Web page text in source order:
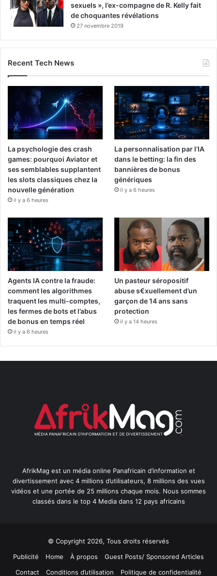
sexuels », l’ex-compagne de R. Kelly fait
de choquantes révélations
27 novembre 2019
Recent Tech News
La psychologie des crash
games: pourquoi Aviator et
ses semblables supplantent
les slots classiques chez la
nouvelle génération
il y a 6 heures
La personnalisation par l’IA
dans le betting: la fin des
bannières de bonus
génériques
il y a 6 heures
Agents IA contre la fraude:
comment les algorithmes
traquent les multi-comptes,
les fermes de bots et l’abus
de bonus en temps réel
il y a 6 heures
Un pasteur séropositif
abuse s€xuellement d’un
garçon de 14 ans sans
protection
il y a 14 heures
AfrikMag est un média online Panafricain d’information et
divertissement avec 4 millions d’utilisateurs, 8 millions des vues
vidéos et une portée de 25 millions chaque mois. Nous sommes
classés dans le top 4 Media dans 12 pays africains
© Copyright 2026, Tous droits réservés
Publicité
Home À propos
Guest Posts/ Sponsored Articles
Contact
Conditions d’utilisation Politique de confidentialité